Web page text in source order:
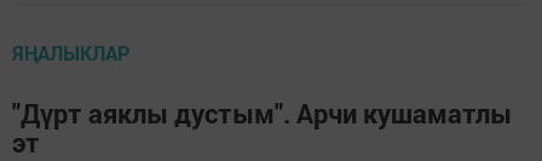
ЯҢАЛЫКЛАР
"Дүрт аяклы дустым". Арчи кушаматлы
эт